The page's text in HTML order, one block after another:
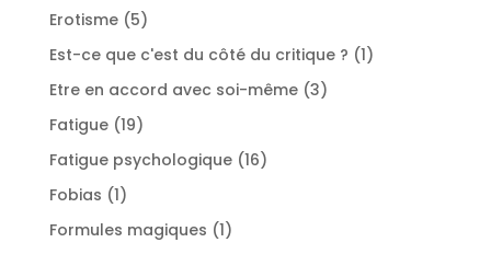
Erotisme 55
produits
Est-ce que c'est du côté du critique ? 11
Etre en accord avec soi-même 33
Fatigue 1919
produits
Fatigue psychologique 1616
Fobias 11
produit
Formules magiques 11